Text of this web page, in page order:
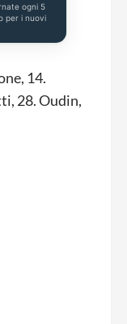
ogni 5
per i nuovi
14.
28. Oudin,